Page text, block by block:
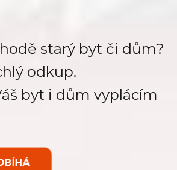
starý byt či dům?
odkup.
byt i dům vyplácím